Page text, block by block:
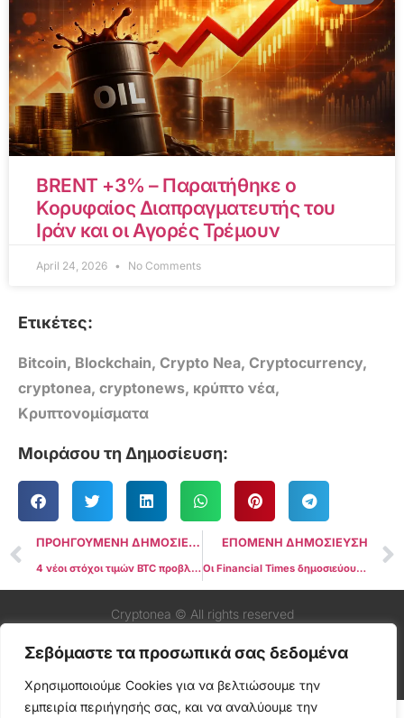
Σεβόμαστε τα προσωπικά σας δεδομένα
Χρησιμοποιούμε Cookies για να βελτιώσουμε την
εμπειρία περιήγησής σας, και να αναλύουμε την
BRENT +3% – Παραιτήθηκε ο
Κορυφαίος Διαπραγματευτής του
Ιράν και οι Αγορές Τρέμουν
April 24, 2026 No Comments
Ετικέτες:
Bitcoin, Blockchain, Crypto Nea, Cryptocurrency,
cryptonea, cryptonews, κρύπτο νέα,
Κρυπτονομίσματα
Μοιράσου τη Δημοσίευση:
ΠΡΟΗΓΟΥΜΕΝΗ ΔΗΜΟΣΙΕΥΣΗ
4 νέοι στόχοι τιμών BTC προβλέπουν ότι το Bitcoin θα ξεπεράσει τα 124.000 $ μέχρι το νέο έτος
ΕΠΟΜΕΝΗ ΔΗΜΟΣΙΕΥΣΗ
Οι Financial Times δημοσιεύουν «συγγνώμη» στους Bitcoiners μετά από 13 χρόνια κριτικής
Cryptonea © All rights reserved